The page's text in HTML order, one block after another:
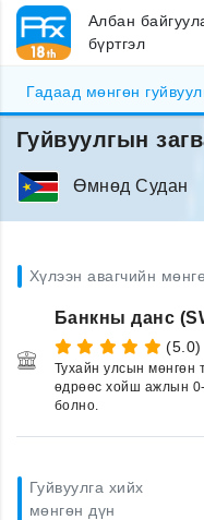
Албан
бүртгэл
Гадаад мөнгөн
Гуйвуулгын
Өмнөд Судан
Хүлээн авагчийн
Банкны данс
(5.0)
Тухайн улсын мөнгөн
өдрөөс хойш ажлын
болно.
Гуйвуулга хийх
мөнгөн дүн